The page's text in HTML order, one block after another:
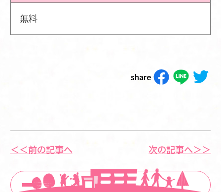
無料
share
＜＜前の記事へ
一覧に戻る
次の記事へ＞＞